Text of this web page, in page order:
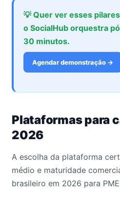
💡 Quer ver esses
o SocialHub orquestra
30 minutos.
Agendar demonstração →
Plataformas para
2026
A escolha da plataforma
médio e maturidade
brasileiro em 2026 para